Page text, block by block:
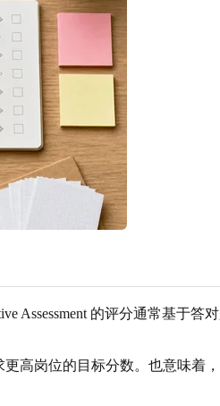
Assessment 的评分通常基于
高岗位的目标分数。也意味